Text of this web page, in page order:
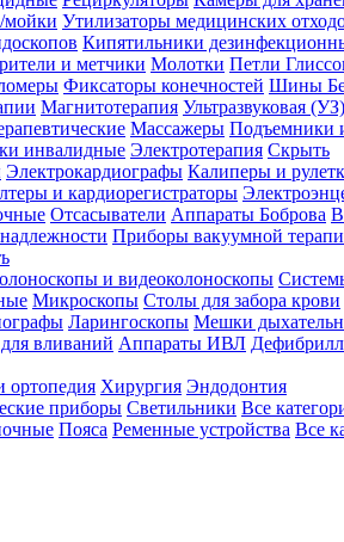
мойки Утилизаторы медицинских
Кипятильники
и метчики Молотки Петли
Фиксаторы конечностей Шины
Магнитотерапия Ультразвуковая
Массажеры Подъемники
инвалидные Электротерапия Скрыть
Электрокардиографы Калиперы и
и кардиорегистраторы
Отсасыватели Аппараты Боброва
Приборы вакуумной
и видеоколоноскопы
Микроскопы Столы для забора крови
Ларингоскопы Мешки
вливаний Аппараты ИВЛ
ортопедия Хирургия Эндодонтия
приборы Светильники Все
Пояса Ременные устройства Все